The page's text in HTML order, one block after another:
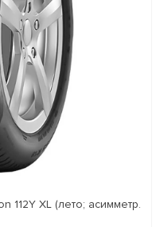
112Y XL (лето; асимметр.